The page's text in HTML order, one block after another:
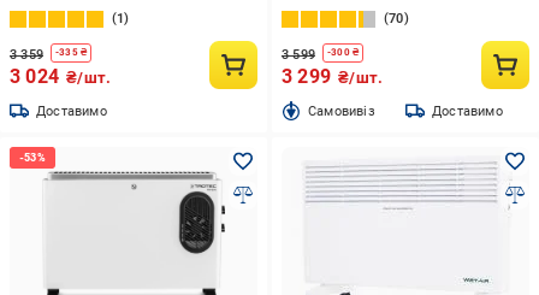
1
3 359 -335₴
3 024 ₴/шт.
Доставимо
70
3 599 -300₴
3 299 ₴/шт.
Cамовивіз Доставимо